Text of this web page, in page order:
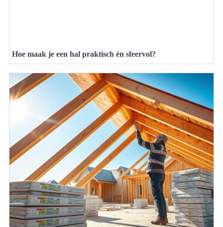
Hoe maak je een hal praktisch én sfeervol?